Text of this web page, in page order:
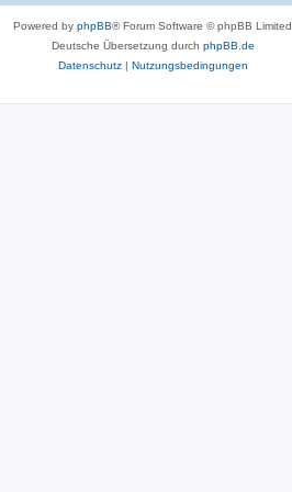
Powered by phpBB® Forum Software © phpBB Limited
Deutsche Übersetzung durch phpBB.de
Datenschutz| Nutzungsbedingungen